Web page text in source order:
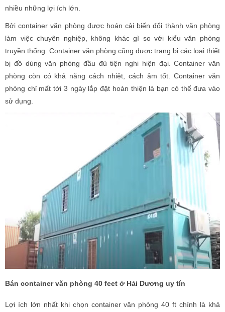
nhiều những lợi ích lớn.
Bởi container văn phòng được hoán cải biến đổi thành văn phòng
làm việc chuyên nghiệp, không khác gì so với kiểu văn phòng
truyền thống. Container văn phòng cũng được trang bị các loại thiết
bị đồ dùng văn phòng đầu đủ tiện nghi hiện đại. Container văn
phòng còn có khả năng cách nhiệt, cách âm tốt. Container văn
phòng chỉ mất tới 3 ngày lắp đặt hoàn thiện là bạn có thể đưa vào
sử dụng.
Bán container văn phòng 40 feet ở Hải Dương uy tín
Lợi ích lớn nhất khi chọn container văn phòng 40 ft chính là khả